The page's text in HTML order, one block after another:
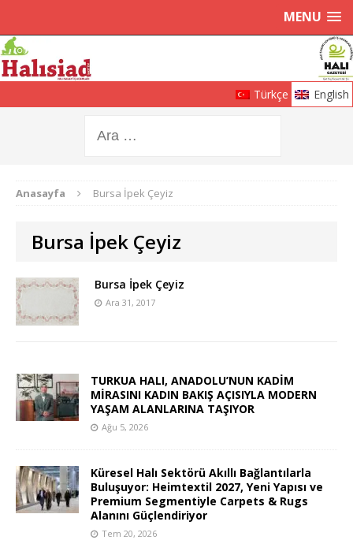
MENU
Türkçe English
Anasayfa Bursa İpek Çeyiz
Bursa İpek Çeyiz
Bursa İpek Çeyiz
Ara 31, 2017
TURKUA HALI, ANADOLU’NUN KADİM
MİRASINI KADIN BAKIŞ AÇISIYLA MODERN
YAŞAM ALANLARINA TAŞIYOR
Ağu 5, 2026
Küresel Halı Sektörü Akıllı Bağlantılarla
Buluşuyor: Heimtextil 2027, Yeni Yapısı ve
Premium Segmentiyle Carpets & Rugs
Alanını Güçlendiriyor
Tem 20, 2026